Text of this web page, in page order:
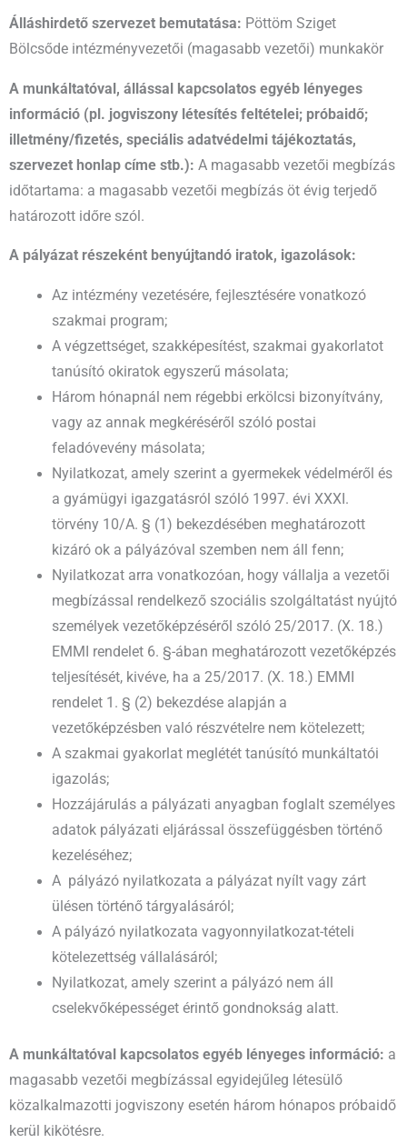
Álláshirdető szervezet bemutatása: Pöttöm Sziget
Bölcsőde intézményvezetői (magasabb vezetői) munkakör
A munkáltatóval, állással kapcsolatos egyéb lényeges
információ (pl. jogviszony létesítés feltételei; próbaidő;
illetmény/fizetés, speciális adatvédelmi tájékoztatás,
szervezet honlap címe stb.): A magasabb vezetői megbízás
időtartama: a magasabb vezetői megbízás öt évig terjedő
határozott időre szól.
A pályázat részeként benyújtandó iratok, igazolások:
Az intézmény vezetésére, fejlesztésére vonatkozó
szakmai program;
A végzettséget, szakképesítést, szakmai gyakorlatot
tanúsító okiratok egyszerű másolata;
Három hónapnál nem régebbi erkölcsi bizonyítvány,
vagy az annak megkéréséről szóló postai
feladóvevény másolata;
Nyilatkozat, amely szerint a gyermekek védelméről és
a gyámügyi igazgatásról szóló 1997. évi XXXI.
törvény 10/A. § (1) bekezdésében meghatározott
kizáró ok a pályázóval szemben nem áll fenn;
Nyilatkozat arra vonatkozóan, hogy vállalja a vezetői
megbízással rendelkező szociális szolgáltatást nyújtó
személyek vezetőképzéséről szóló 25/2017. (X. 18.)
EMMI rendelet 6. §-ában meghatározott vezetőképzés
teljesítését, kivéve, ha a 25/2017. (X. 18.) EMMI
rendelet 1. § (2) bekezdése alapján a
vezetőképzésben való részvételre nem kötelezett;
A szakmai gyakorlat meglétét tanúsító munkáltatói
igazolás;
Hozzájárulás a pályázati anyagban foglalt személyes
adatok pályázati eljárással összefüggésben történő
kezeléséhez;
A pályázó nyilatkozata a pályázat nyílt vagy zárt
ülésen történő tárgyalásáról;
A pályázó nyilatkozata vagyonnyilatkozat-tételi
kötelezettség vállalásáról;
Nyilatkozat, amely szerint a pályázó nem áll
cselekvőképességet érintő gondnokság alatt.
A munkáltatóval kapcsolatos egyéb lényeges információ: a
magasabb vezetői megbízással egyidejűleg létesülő
közalkalmazotti jogviszony esetén három hónapos próbaidő
kerül kikötésre.